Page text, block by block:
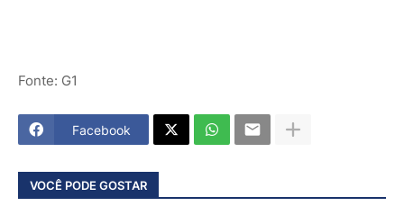
Fonte: G1
Facebook
VOCÊ PODE GOSTAR